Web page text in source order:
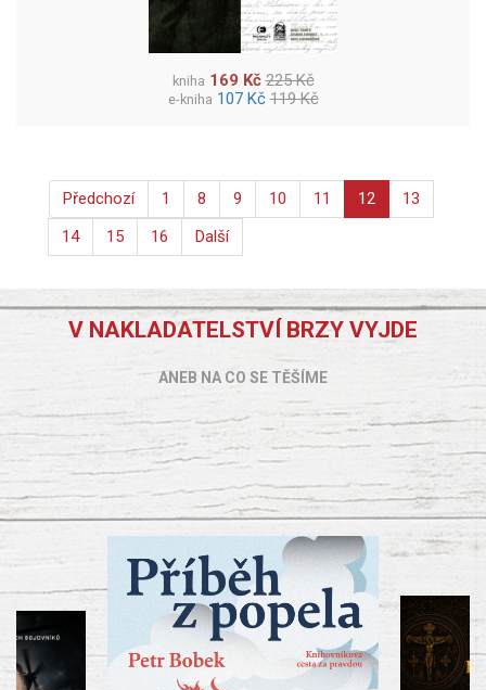
kniha 169 Kč 225 Kč
e-kniha 107 Kč 119 Kč
Předchozí 1 8 9 10 11 12
13
14
15 16 Další
V NAKLADATELSTVÍ BRZY VYJDE
ANEB NA CO SE TĚŠÍME